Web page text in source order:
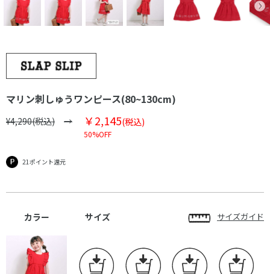
マリン刺しゅうワンピース(80~130cm)
¥4,290(税込) ￥2,145(税込)
50%OFF
21ポイント還元
カラー サイズ サイズガイド